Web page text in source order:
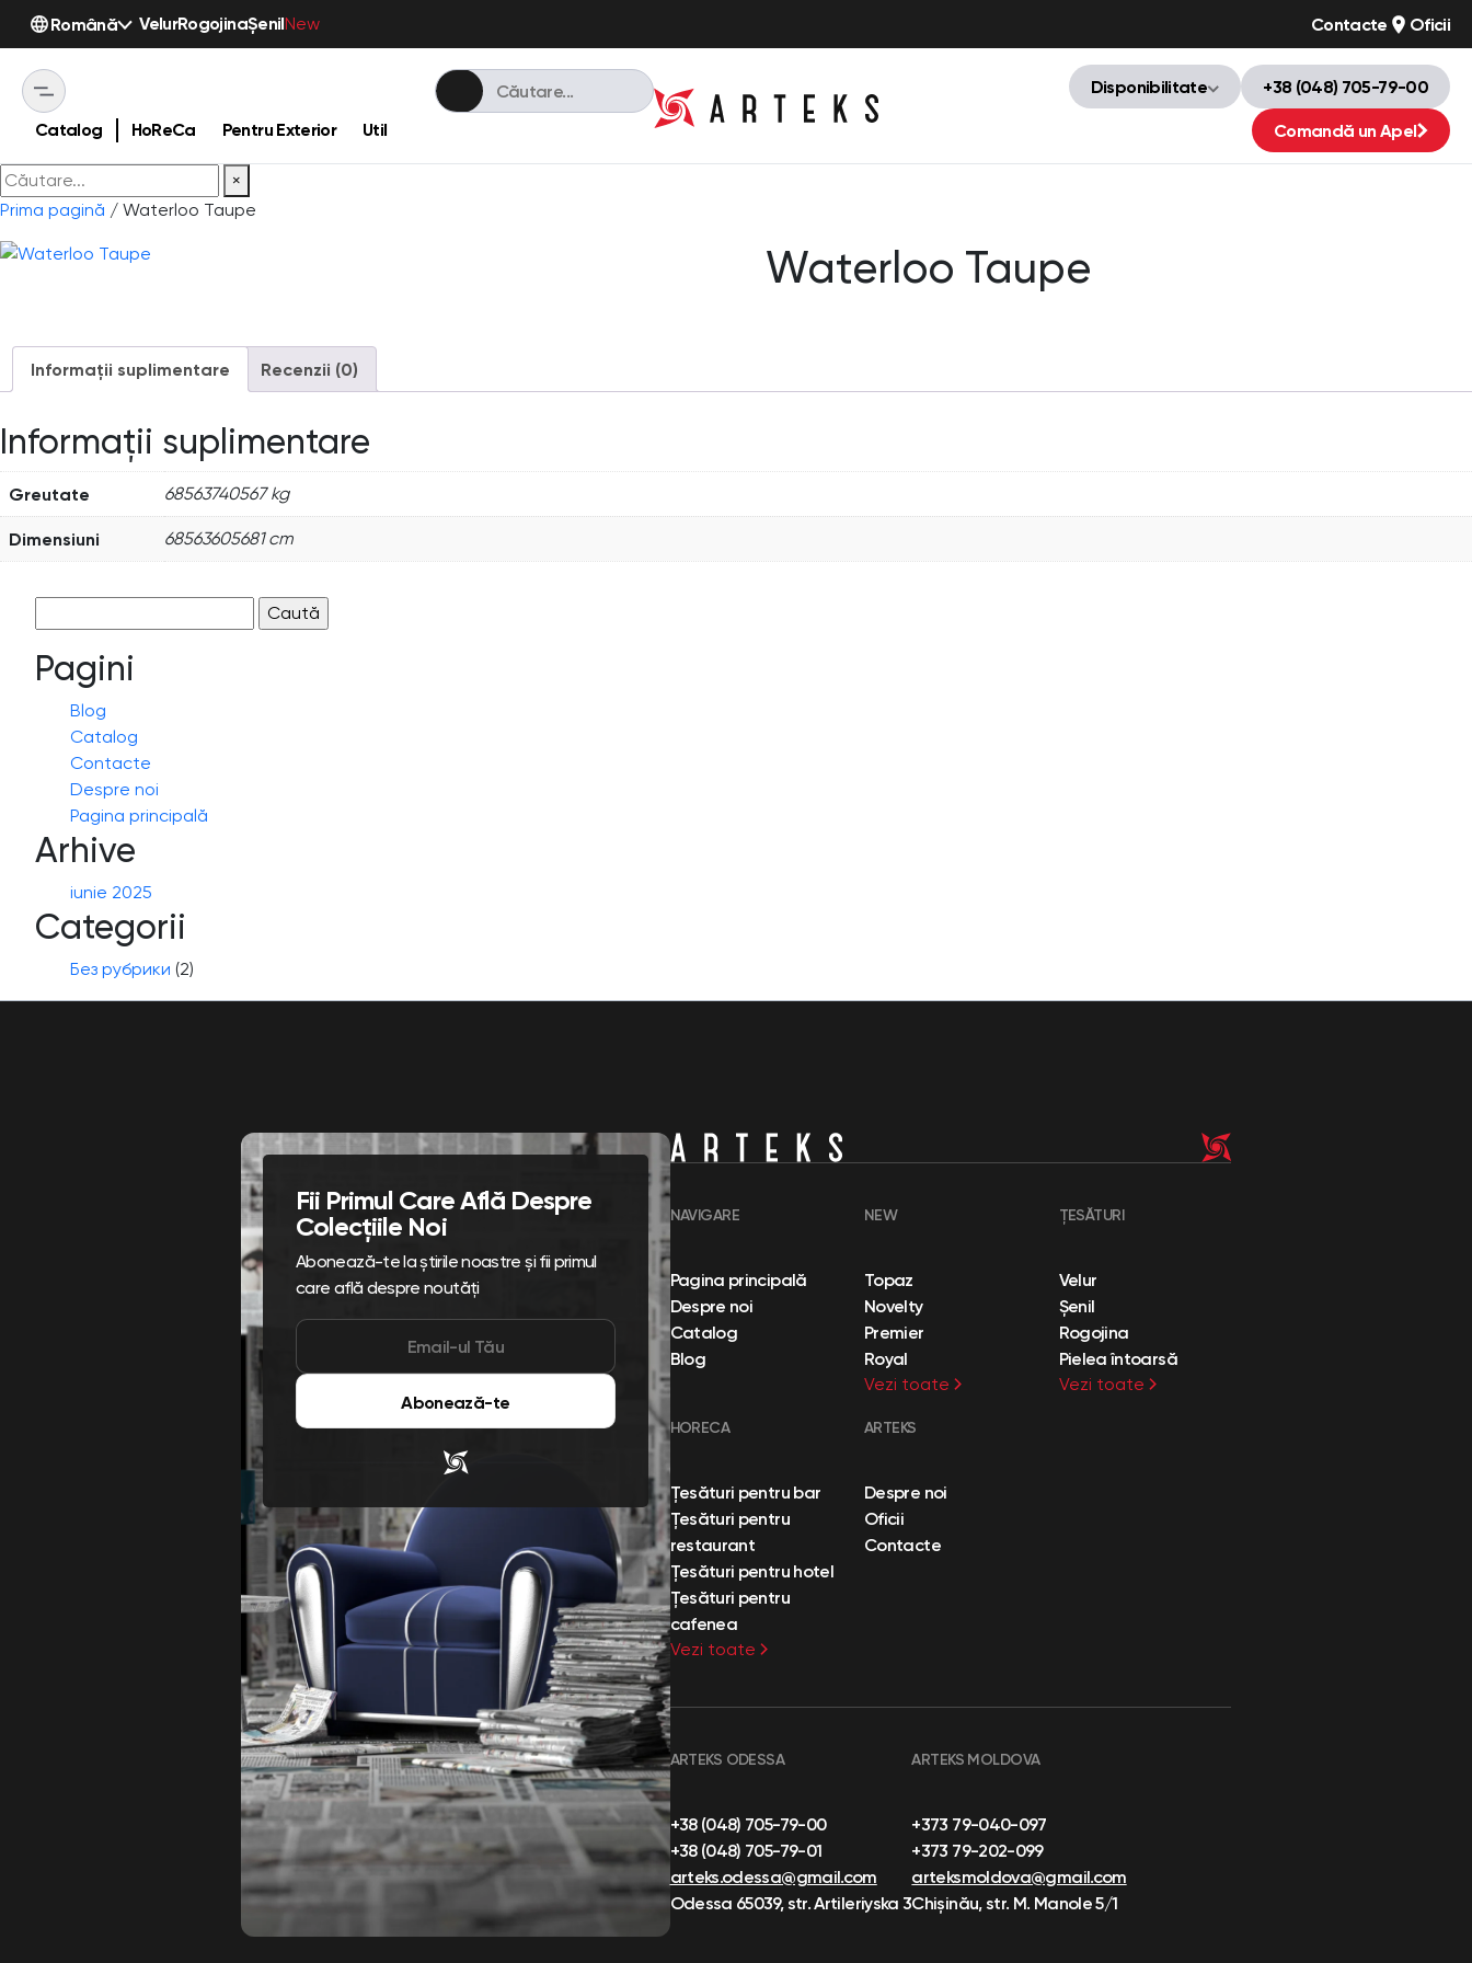
Română VelurRogojinaȘenilNew Contacte Oficii
Catalog HoReCa Pentru Exterior Util
Disponibilitate
+38 (048) 705-79-00
Comandă un Apel
×
Prima pagină / Waterloo Taupe
Waterloo Taupe
Informații suplimentare Recenzii (0)
Informații suplimentare
Greutate 68563740567 kg
Dimensiuni 68563605681 cm
după:
Pagini
Blog
Catalog
Contacte
Despre noi
Pagina principală
Arhive
iunie 2025
Categorii
Без рубрики (2)
Fii Primul Care Află Despre
Colecțiile Noi
Abonează-te la știrile noastre și fii primul
care află despre noutăți
Abonează-te
NAVIGARE
Pagina principală
Despre noi
Catalog
Blog
NEW
Topaz
Novelty
Premier
Royal
Vezi toate
ȚESĂTURI
Velur
Șenil
Rogojina
Pielea întoarsă
Vezi toate
HORECA
Țesături pentru bar
Țesături pentru
restaurant
Țesături pentru hotel
Țesături pentru
cafenea
Vezi toate
ARTEKS
Despre noi
Oficii
Contacte
ARTEKS ODESSA
+38 (048) 705-79-00
+38 (048) 705-79-01
arteks.odessa@gmail.com
Odessa 65039, str. Artileriyska 3
ARTEKS MOLDOVA
+373 79-040-097
+373 79-202-099
arteksmoldova@gmail.com
Chișinău, str. M. Manole 5/1